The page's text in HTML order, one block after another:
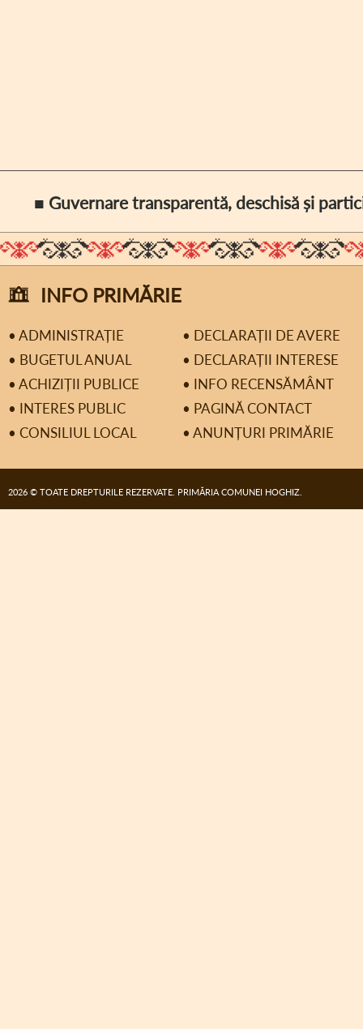
■ Guvernare transparentă, deschisă și
INFO PRIMĂRIE
• ADMINISTRAȚIE
• DECLARAȚII DE AVERE
• BUGETUL ANUAL
• DECLARAȚII INTERESE
• ACHIZIȚII PUBLICE
• INFO RECENSĂMÂNT
• INTERES PUBLIC
• PAGINĂ CONTACT
• CONSILIUL LOCAL
• ANUNȚURI PRIMĂRIE
2026 © TOATE DREPTURILE REZERVATE. PRIMĂRIA COMUNEI HOGHIZ.